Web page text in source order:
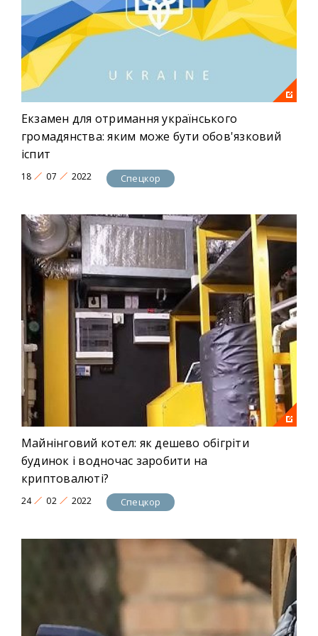
Екзамен для отримання українського
громадянства: яким може бути обов'язковий
іспит
18 07 2022 Спецкор
Майнінговий котел: як дешево обігріти
будинок і водночас заробити на
криптовалюті?
24 02 2022 Спецкор